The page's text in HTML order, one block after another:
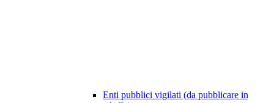
Enti pubblici vigilati (da pubblicare in